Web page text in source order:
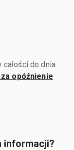
do dnia
za opóźnienie
informacji?